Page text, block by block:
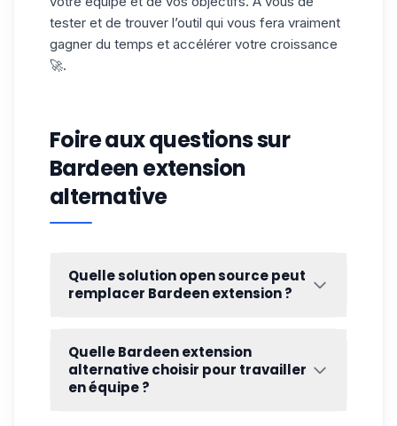
tester et de trouver l’outil qui vous fera vraiment
gagner du temps et accélérer votre croissance
🚀.
Foire aux questions sur
Bardeen extension
alternative
Quelle solution open source peut
remplacer Bardeen extension ?
(sans pour autant coder des milliers de
lignes 😅), alors l’open sourceest
clairement une piste intéressante. Parmi les
Quelle Bardeen extension
alternative choisir pour travailler
en équipe ?